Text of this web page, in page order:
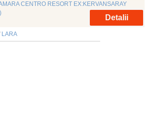
CENTRO RESORT EX:KERVANSARAY
Detalii
LARA